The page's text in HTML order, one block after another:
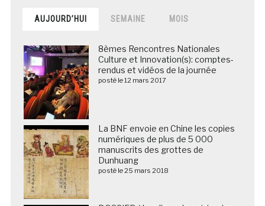
AUJOURD’HUI SEMAINE MOIS
8èmes Rencontres Nationales
Culture et Innovation(s): comptes-
rendus et vidéos de la journée
posté le 12 mars 2017
La BNF envoie en Chine les copies
numériques de plus de 5 000
manuscrits des grottes de
Dunhuang
posté le 25 mars 2018